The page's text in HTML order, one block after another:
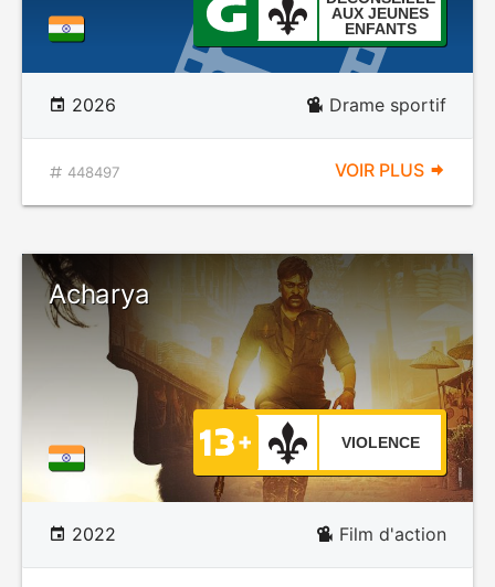
AUX JEUNES
ENFANTS
2026 Drame sportif
448497 VOIR PLUS
Acharya
VIOLENCE
2022 Film d'action